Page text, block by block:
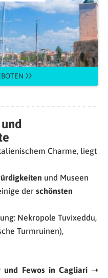
Charme, liegt
und Museen
der schönsten
Nekropole Tuvixeddu,
Turmruinen),
und Fewos in Cagliari ➝